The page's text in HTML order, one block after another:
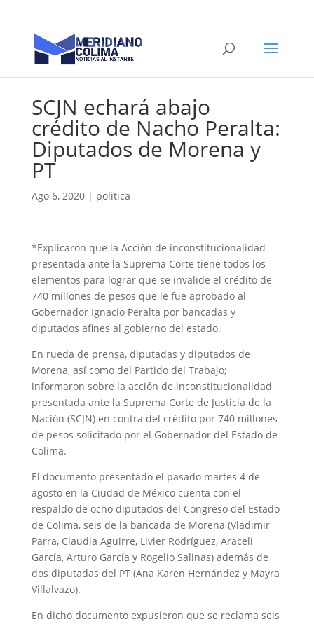
SCJN echará abajo
crédito de Nacho Peralta:
Diputados de Morena y
PT
Ago 6, 2020| politica
*Explicaron que la Acción de inconstitucionalidad
presentada ante la Suprema Corte tiene todos los
elementos para lograr que se invalide el crédito de
740 millones de pesos que le fue aprobado al
Gobernador Ignacio Peralta por bancadas y
diputados afines al gobierno del estado.
En rueda de prensa, diputadas y diputados de
Morena, así como del Partido del Trabajo;
informaron sobre la acción de inconstitucionalidad
presentada ante la Suprema Corte de Justicia de la
Nación (SCJN) en contra del crédito por 740 millones
de pesos solicitado por el Gobernador del Estado de
Colima.
El documento presentado el pasado martes 4 de
agosto en la Ciudad de México cuenta con el
respaldo de ocho diputados del Congreso del Estado
de Colima, seis de la bancada de Morena (Vladimir
Parra, Claudia Aguirre, Livier Rodríguez, Araceli
García, Arturo García y Rogelio Salinas) además de
dos diputadas del PT (Ana Karen Hernández y Mayra
Villalvazo).
En dicho documento expusieron que se reclama seis